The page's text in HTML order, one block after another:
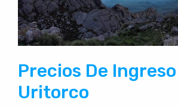
Precios De
Uritorco